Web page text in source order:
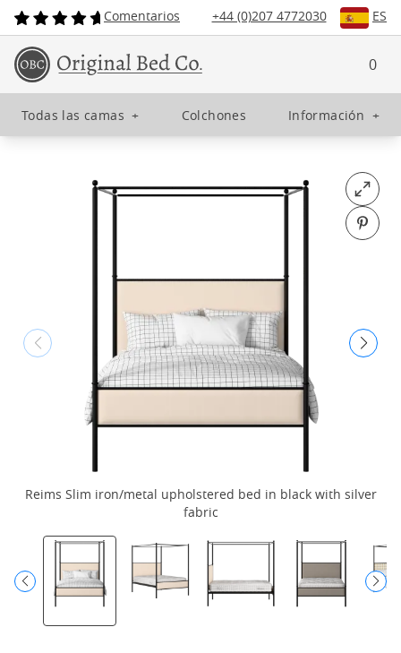
Comentarios +44 (0)207 4772030 ES
0
Todas las camas + Colchones Información +
Open
Pin
Reims Slim iron/metal upholstered bed in black with silver
fabric